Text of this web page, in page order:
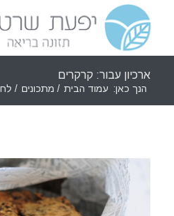
ארכיון עבור: קרקרים
הנך כאן: עמוד הבית / מתכונים /